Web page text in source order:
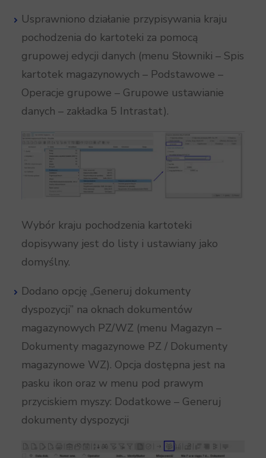
Usprawniono działanie przypisywania kraju
pochodzenia do kartoteki za pomocą
grupowej edycji danych (menu Słowniki – Spis
kartotek magazynowych – Podstawowe –
Operacje grupowe – Grupowe ustawianie
danych – zakładka 5 Intrastat).
Wybór kraju pochodzenia kartoteki
dopisywany jest do listy i ustawiany jako
domyślny.
Dodano opcję „Generuj dokumenty
dyspozycji” na oknach dokumentów
magazynowych PZ/WZ (menu Magazyn –
Dokumenty magazynowe PZ / Dokumenty
magazynowe WZ). Opcja dostępna jest na
pasku ikon oraz w menu pod prawym
przyciskiem myszy: Dodatkowe – Generuj
dokumenty dyspozycji